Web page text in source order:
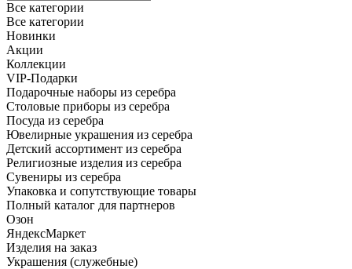
Все категории
Все категории
Новинки
Акции
Коллекции
VIP-Подарки
Подарочные наборы из серебра
Столовые приборы из серебра
Посуда из серебра
Ювелирные украшения из серебра
Детский ассортимент из серебра
Религиозные изделия из серебра
Сувениры из серебра
Упаковка и сопутствующие товары
Полный каталог для партнеров
Озон
ЯндексМаркет
Изделия на заказ
Украшения (служебные)